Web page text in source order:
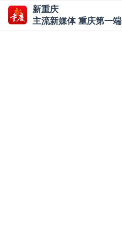
新重庆
主流新媒体 重庆第一端